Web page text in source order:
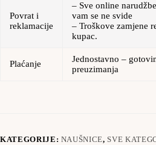
Povrat i
reklamacije
– Sve online
vam se ne svide
– Troškove zamjene
kupac.
Plaćanje
Jednostavno –
preuzimanja
KATEGORIJE: NAUŠNICE, SVE